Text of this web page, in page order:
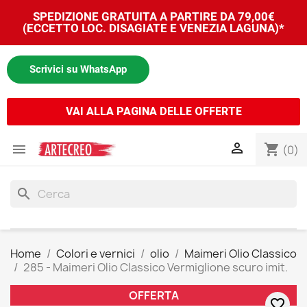
SPEDIZIONE GRATUITA A PARTIRE DA 79,00€
(ECCETTO LOC. DISAGIATE E VENEZIA LAGUNA)*
Scrivici su WhatsApp
VAI ALLA PAGINA DELLE OFFERTE
 shopping_cart (0)

search
Home Colori e vernici olio
Maimeri Olio Classico
285 - Maimeri Olio Classico Vermiglione scuro imit.
OFFERTA